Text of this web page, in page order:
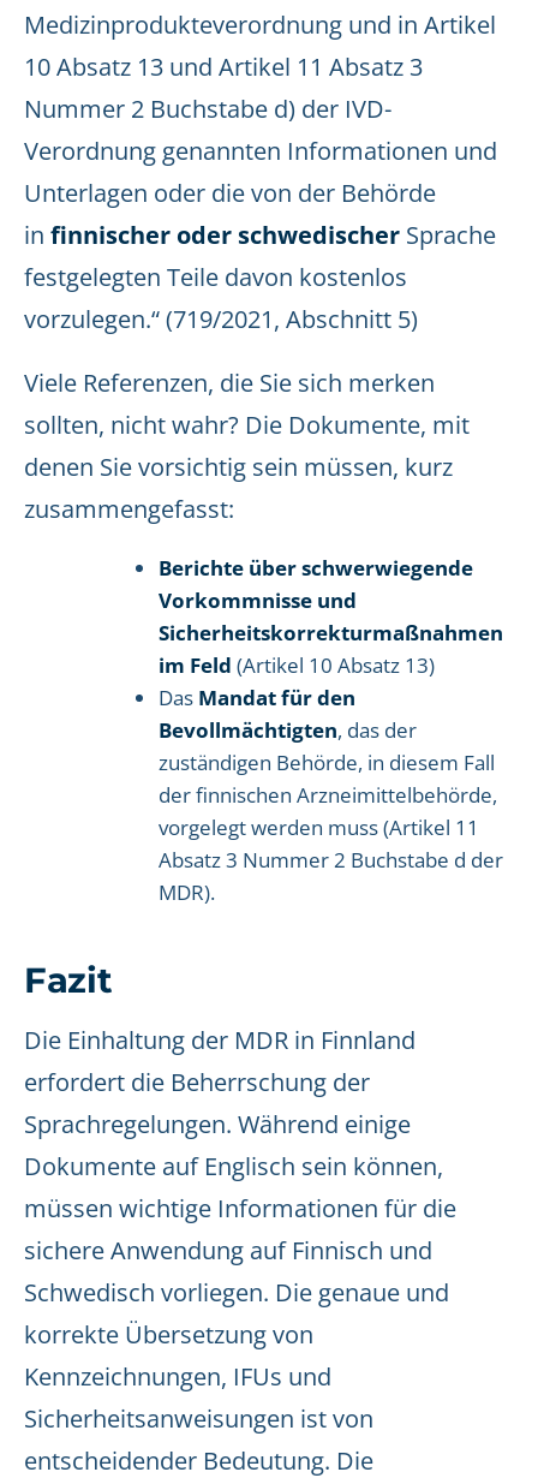
Medizinprodukteverordnung und in Artikel
10 Absatz 13 und Artikel 11 Absatz 3
Nummer 2 Buchstabe d) der IVD-
Verordnung genannten Informationen und
Unterlagen oder die von der Behörde
in finnischer oder schwedischer Sprache
festgelegten Teile davon kostenlos
vorzulegen.“ (719/2021, Abschnitt 5)
Viele Referenzen, die Sie sich merken
sollten, nicht wahr? Die Dokumente, mit
denen Sie vorsichtig sein müssen, kurz
zusammengefasst:
Berichte über schwerwiegende
Vorkommnisse und
Sicherheitskorrekturmaßnahmen
im Feld (Artikel 10 Absatz 13)
Das Mandat für den
Bevollmächtigten, das der
zuständigen Behörde, in diesem Fall
der finnischen Arzneimittelbehörde,
vorgelegt werden muss (Artikel 11
Absatz 3 Nummer 2 Buchstabe d der
MDR).
Fazit
Die Einhaltung der MDR in Finnland
erfordert die Beherrschung der
Sprachregelungen. Während einige
Dokumente auf Englisch sein können,
müssen wichtige Informationen für die
sichere Anwendung auf Finnisch und
Schwedisch vorliegen. Die genaue und
korrekte Übersetzung von
Kennzeichnungen, IFUs und
Sicherheitsanweisungen ist von
entscheidender Bedeutung. Die